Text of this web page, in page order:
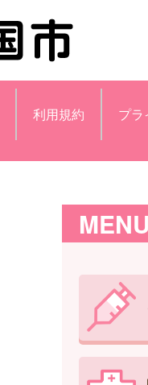
利用規約 プラ
MENU